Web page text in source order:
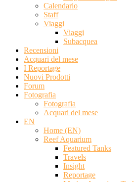
Calendario
Staff
Viaggi
Viaggi
Subacquea
Recensioni
Acquari del mese
I Reportage
Nuovi Prodotti
Forum
Fotografia
Fotografia
Acquari del mese
EN
Home (EN)
Reef Aquarium
Featured Tanks
Travels
Insight
Reportage